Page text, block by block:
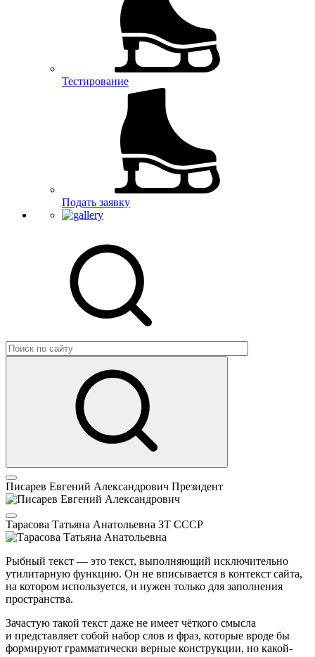
Тестирование
Подать заявку
Писарев Евгений Александрович Президент
Тарасова Татьяна Анатольевна ЗТ СССР
Рыбный текст — это текст, выполняющий исключительно
утилитарную функцию. Он не вписывается в контекст сайта,
на котором используется, и нужен только для заполнения
пространства.
Зачастую такой текст даже не имеет чёткого смысла
и представляет собой набор слов и фраз, которые вроде бы
формируют грамматически верные конструкции, но какой-